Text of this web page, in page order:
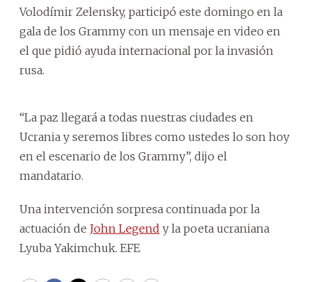
Volodímir Zelensky, participó este domingo en la
gala de los Grammy con un mensaje en video en
el que pidió ayuda internacional por la invasión
rusa.
“La paz llegará a todas nuestras ciudades en
Ucrania y seremos libres como ustedes lo son hoy
en el escenario de los Grammy”, dijo el
mandatario.
Una intervención sorpresa continuada por la
actuación de John Legend y la poeta ucraniana
Lyuba Yakimchuk. EFE